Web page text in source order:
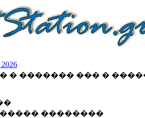
2026
� ������� ��� �
��������